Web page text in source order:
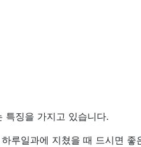
특징을 가지고 있습니다.
루일과에 지쳤을 때 드시면 좋